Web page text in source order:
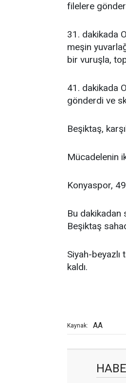
filelere
31. dakikada
meşin
bir vuruşla,
41. dakikada
gönderdi ve
Beşiktaş,
Mücadelenin
Konyaspor,
Bu dakikadan
Beşiktaş
Siyah-beyazlı
kaldı.
Kaynak: AA